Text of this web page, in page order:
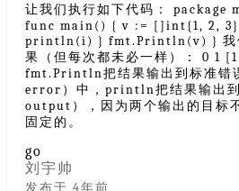
让我们执行如下代码：
func main() { v := []int{1, 2,
println(i) } fmt.Println(v) } 我
果（但每次都未必一样）： 0 1
fmt.Println把结果输出到标准错
error）中，println把结果输出
output），因为两个输出的目标
固定的。
go
刘宇帅
发布于 4年前